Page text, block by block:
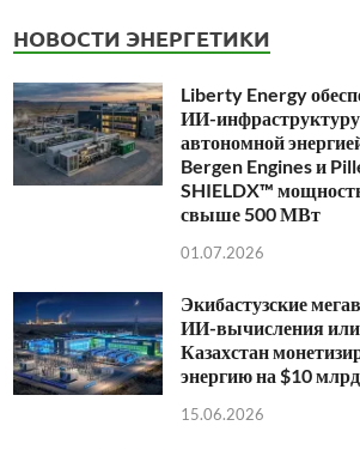
НОВОСТИ ЭНЕРГЕТИКИ
Liberty Energy
ИИ-инфраструктуру
автономной
Bergen Engines и
SHIELDX™
свыше 500 МВт
01.07.2026
Экибастузские
ИИ-вычисления
Казахстан
энергию на $10 млрд
15.06.2026